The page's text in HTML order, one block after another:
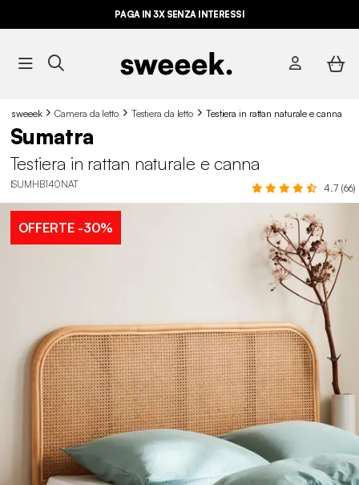
PAGA IN 3X SENZA INTERESSI
sweeek Camera da letto Testiera da letto Testiera in rattan naturale e canna
Sumatra
Testiera in rattan naturale e canna
ISUMHB140NAT 4.7 (66)
OFFERTE-30%